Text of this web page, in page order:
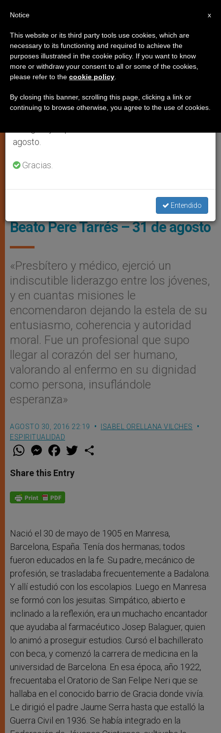
ESPIRITUALIDAD
Beate Pere Tarrés. WIKIMEDIA COMMONS
Beato Pere Tarrés – 31 de agosto
«Presbítero y médico, ejerció un
indiscutible liderazgo entre los jóvenes,
y en cuantas misiones le
encomendaron dejando la estela de su
entusiasmo, coherencia y autoridad
moral. Fue un profesional que supo
llegar al corazón del ser humano,
valorando al enfermo en su dignidad
como persona, insuflándole
esperanza»
AGOSTO 30, 2016 22:19
ISABEL ORELLANA VILCHES
ESPIRITUALIDAD
W
t
s
p
p
M
e
s
e
g
e
F
a
e
b
o
k
w
Share this Entry
Nació el 30 de mayo de 1905 en Manresa,
Barcelona, España. Tenía dos hermanas; todos
fueron educados en la fe. Su padre, mecánico de
profesión, se trasladaba frecuentemente a Badalona.
Y allí estudió con los escolapios. Luego en Manresa
se formó con los jesuitas. Simpático, abierto e
inclinado a la reflexión, era un muchacho encantador
que ayudaba al farmacéutico Josep Balaguer, quien
lo animó a proseguir estudios. Cursó el bachillerato
con beca, y comenzó la carrera de medicina en la
universidad de Barcelona. En esa época, año 1922,
frecuentaba el Oratorio de San Felipe Neri que se
hallaba en el conocido barrio de Gracia donde vivía.
Le dirigió el padre Jaume Serra hasta que estalló la
Guerra Civil en 1936. Se había integrado en la
×
Aviso importante
Del 27 de julio al 7 de agosto haremos la pausa
anual, aprovechando que en el periodo de verano
se generan menos informaciones y también el
agosto.
Gracias.
Entendido
x
Notice
This website or its third party tools use cookies, which are
necessary to its functioning and required to achieve the
purposes illustrated in the cookie policy. If you want to know
more or withdraw your consent to all or some of the cookies,
please refer to the cookie policy
By closing this banner, scrolling this page, clicking a link or
continuing to browse otherwise, you agree to the use of cookies.